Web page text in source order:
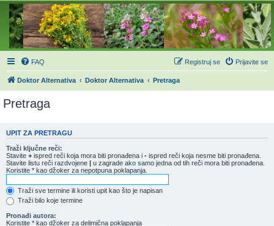
FAQ Prijavite se
Registruj se
Doktor Alternativa Doktor Alternativa Pretraga
Pretraga
UPIT ZA PRETRAGU
Traži ključne reči:
Stavite + ispred reči koja mora biti pronađena i - ispred reči koja nesme biti pronađena.
Stavite listu reči razdvojene | u zagrade ako samo jedna od tih reči mora biti pronađena.
Koristite * kao džoker za nepotpuna poklapanja.
Traži sve termine ili koristi upit kao što je napisan
Traži bilo koje termine
Pronađi autora:
Koristite * kao džoker za delimična poklapanja